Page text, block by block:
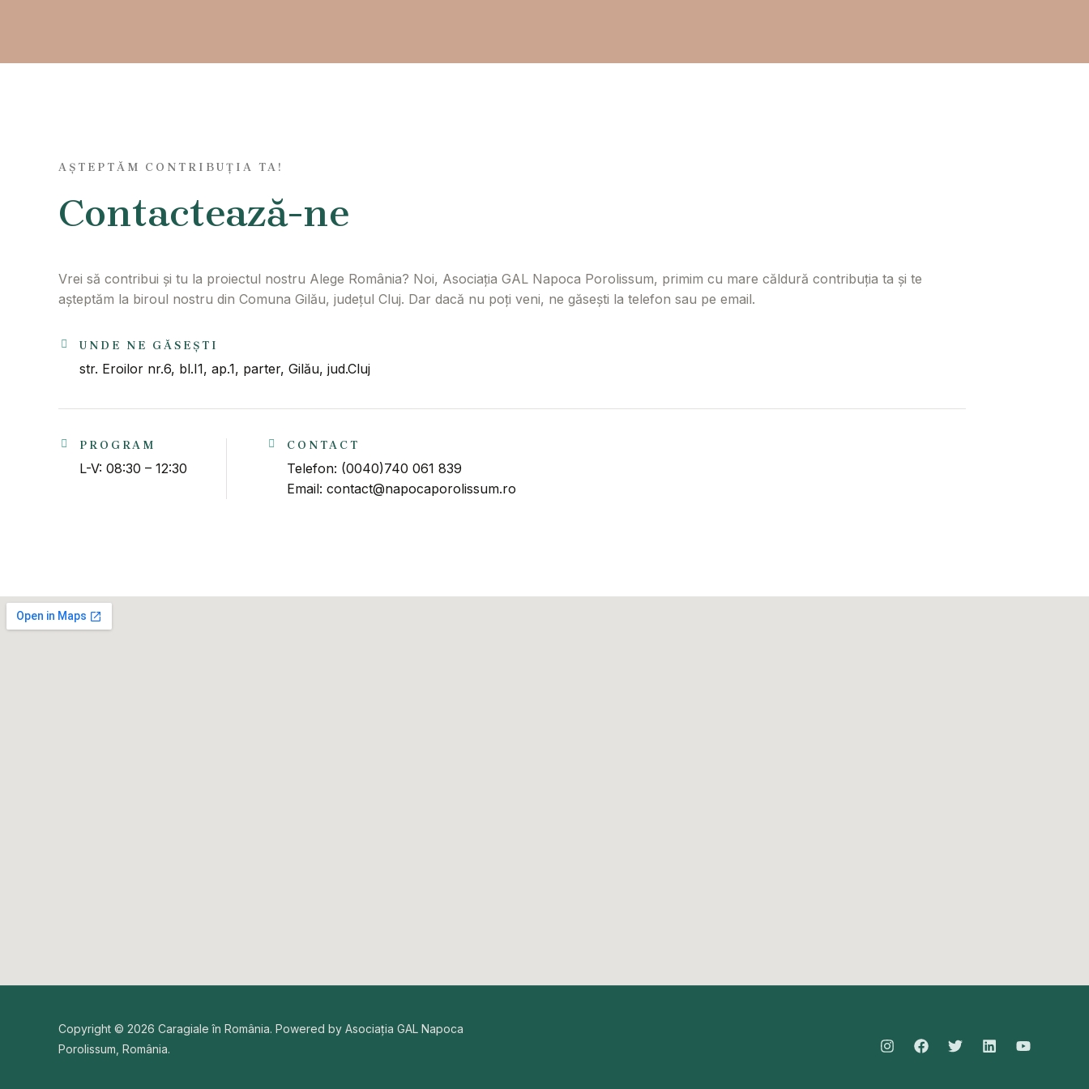
AȘTEPTĂM CONTRIBUȚIA TA!
Contactează-ne
Vrei să contribui și tu la proiectul nostru Alege România? Noi, Asociația GAL Napoca Porolissum, primim cu mare căldură contribuția ta și te
așteptăm la biroul nostru din Comuna Gilău, județul Cluj. Dar dacă nu poți veni, ne găsești la telefon sau pe email.
UNDE NE GĂSEȘTI
str. Eroilor nr.6, bl.I1, ap.1, parter, Gilău, jud.Cluj​
PROGRAM
L-V: 08:30 – 12:30
CONTACT
Telefon: (0040)740 061 839
Email: contact@napocaporolissum.ro
Copyright © 2026 Caragiale în România. Powered by Asociația GAL Napoca
Porolissum, România.